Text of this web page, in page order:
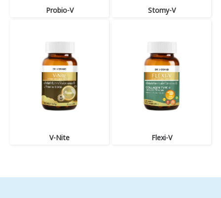
Probio-V Stomy-V
V-Nite Flexi-V